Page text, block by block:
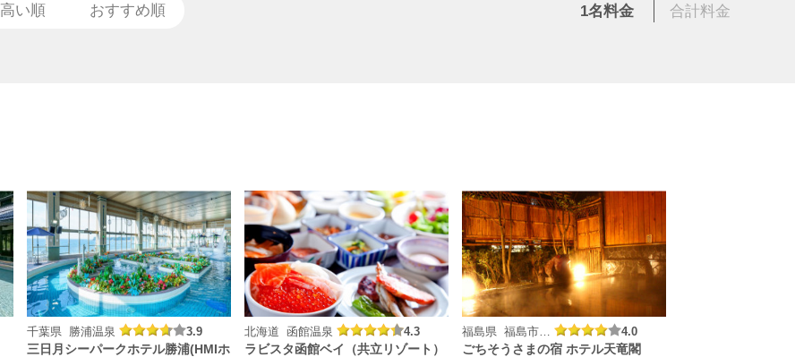
高い順 おすすめ順 1名料金 合計料金
千葉県 勝浦温泉 3.9
三日月シーパークホテル勝浦(HMIホ
北海道 函館温泉 4.3
ラビスタ函館ベイ（共立リゾート）
4.0
ごちそうさまの宿 ホテル天竜閣